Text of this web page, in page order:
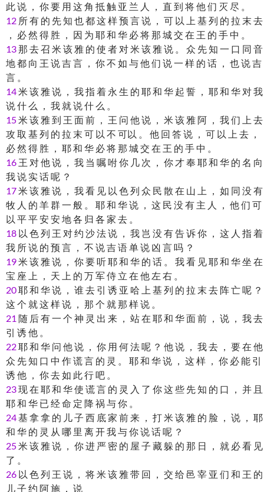
此 说 ， 你 要 用 这 角 抵 触 亚 兰 人 ， 直 到 将 他 们 灭 尽 。
12 所 有 的 先 知 也 都 这 样 预 言 说 ， 可 以 上 基 列 的 拉 末 去
， 必 然 得 胜 ， 因 为 耶 和 华 必 将 那 城 交 在 王 的 手 中 。
13那 去 召 米 该 雅 的 使 者 对 米 该 雅 说 。 众 先 知 一 口 同 音
地 都 向 王 说 吉 言 ， 你 不 如 与 他 们 说 一 样 的 话 ， 也 说 吉
言 。
14米 该 雅 说 ， 我 指 着 永 生 的 耶 和 华 起 誓 ， 耶 和 华 对 我
说 什 么 ， 我 就 说 什 么 。
15米 该 雅 到 王 面 前 ， 王 问 他 说 ， 米 该 雅 阿 ， 我 们 上 去
攻 取 基 列 的 拉 末 可 以 不 可以 。 他 回 答 说 ， 可 以 上 去 ，
必 然 得 胜 ， 耶 和 华 必 将 那 城 交 在 王 的 手 中 。
16 王 对 他 说 ， 我 当 嘱 咐 你 几 次 ， 你 才 奉 耶 和 华 的 名 向
我 说 实 话 呢 ？
17米 该 雅 说 ， 我 看 见 以 色 列 众 民 散 在 山 上 ， 如 同 没 有
牧 人 的 羊 群 一 般 。 耶 和 华 说 ， 这 民 没 有 主 人 ， 他 们 可
以 平 平 安 安 地 各 归 各 家 去 。
18 以 色 列 王 对 约 沙 法 说 ， 我 岂 没 有 告 诉 你 ， 这 人 指 着
我 所 说 的 预 言 ， 不 说 吉 语 单 说 凶 言 吗 ？
19米 该 雅 说 ， 你 要 听 耶 和 华 的 话 。 我 看 见 耶 和 华 坐 在
宝 座 上 ， 天 上 的 万 军 侍 立 在 他 左 右 。
20耶 和 华 说 ， 谁 去 引 诱 亚 哈 上 基 列 的 拉 末 去 阵 亡 呢 ？
这 个 就 这 样 说 ， 那 个 就 那 样 说 。
21 随 后 有 一 个 神 灵 出 来 ， 站 在 耶 和 华 面 前 ， 说 ， 我 去
引 诱 他 。
22耶 和 华 问 他 说 ， 你 用 何 法 呢 ？ 他 说 ， 我 去 ， 要 在 他
众 先 知 口 中 作 谎 言 的 灵 。 耶 和 华 说 ， 这 样 ， 你 必 能 引
诱 他 ， 你 去 如 此 行 吧 。
23现 在 耶 和 华 使 谎 言 的 灵 入 了 你 这 些 先 知 的 口 ， 并 且
耶 和 华 已 经 命 定 降 祸 与 你 。
24基 拿 拿 的 儿 子 西 底 家 前 来 ， 打 米 该 雅 的 脸 ， 说 ， 耶
和 华 的 灵 从 哪 里 离 开 我 与 你 说 话 呢 ？
25米 该 雅 说 ， 你 进 严 密 的 屋 子 藏 躲 的 那 日 ， 就 必 看 见
了 。
26 以 色 列 王 说 ， 将 米 该 雅 带 回 ， 交 给 邑 宰 亚 们 和 王 的
儿 子 约 阿 施 ， 说